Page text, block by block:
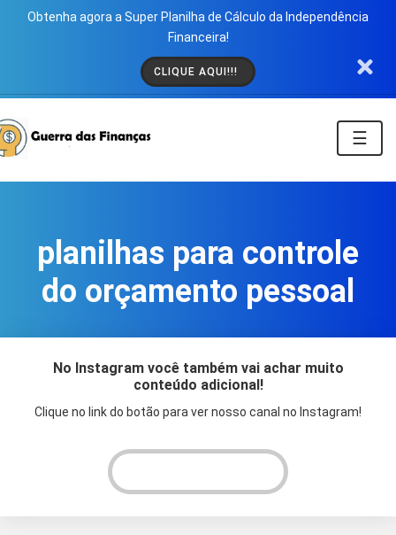
Obtenha agora a Super Planilha de Cálculo da Independência
Financeira!
CLIQUE AQUI!!!
☰
planilhas para controle
do orçamento pessoal
No Instagram você também vai achar muito
conteúdo adicional!
Clique no link do botão para ver nosso canal no Instagram!